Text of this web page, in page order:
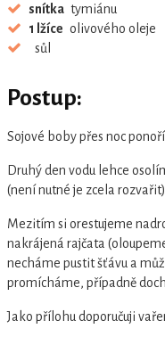
snítka tymiánu
1 lžíce olivového oleje
sůl
Postup:
Sojové boby přes noc
Druhý den vodu lehce
(není nutné je zcela
Mezitím si orestujeme
nakrájená rajčata
necháme pustit šťávu a
promícháme, případně
Jako přílohu doporučuji